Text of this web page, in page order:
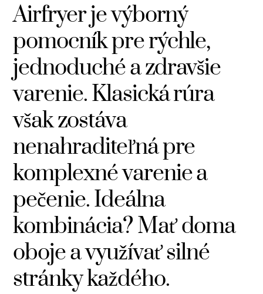
Airfryer je výborný
pomocník pre rýchle,
jednoduché a zdravšie
varenie. Klasická rúra
však zostáva
nenahraditeľná pre
komplexné varenie a
pečenie. Ideálna
kombinácia? Mať doma
oboje a využívať silné
stránky každého.